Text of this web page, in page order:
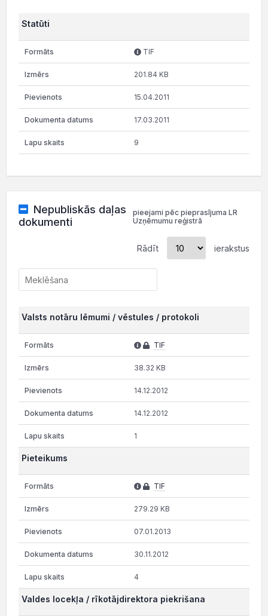
Statūti
TIF
201.84 KB
15.04.2011
17.03.2011
9
Nepubliskās daļas
dokumenti
pieejami pēc pieprasījuma LR
Uzņēmumu reģistrā
Rādīt ierakstus
Valsts notāru lēmumi / vēstules / protokoli
TIF
38.32 KB
14.12.2012
14.12.2012
1
Pieteikums
TIF
279.29 KB
07.01.2013
30.11.2012
4
Valdes locekļa / rīkotājdirektora piekrišana